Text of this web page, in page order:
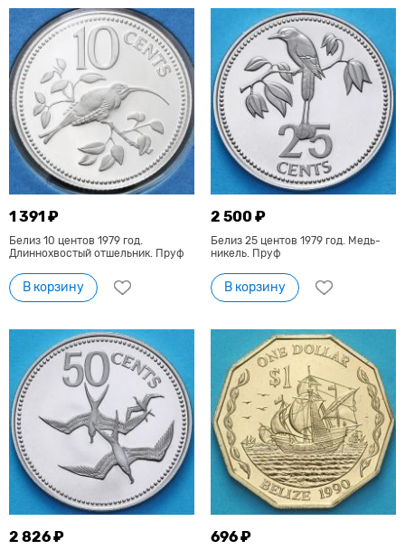
1 391 ₽
Белиз 10 центов 1979 год.
Длиннохвостый отшельник. Пруф
В корзину
2 500 ₽
Белиз 25 центов 1979 год. Медь-
никель. Пруф
В корзину
2 826 ₽ 696 ₽